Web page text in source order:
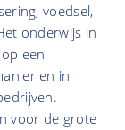
voedsel,
onderwijs in
een
en in
voor de grote